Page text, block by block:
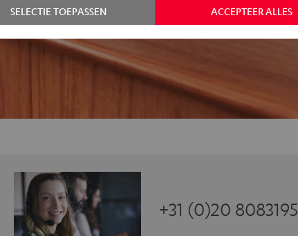
+31 (0)20 8083195
ACCEPTEER ALLES
SELECTIE TOEPASSEN